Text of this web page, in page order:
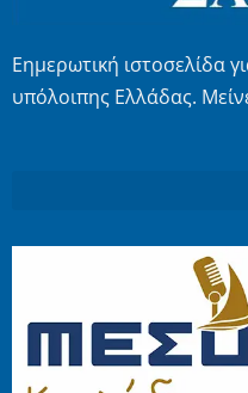
Εημερωτική ιστοσελίδα
υπόλοιπης Ελλάδας.